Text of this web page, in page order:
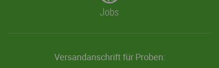
Jobs
Versandanschrift für Proben: